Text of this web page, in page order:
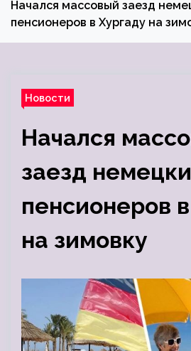
Начался массовый заезд
пенсионеров в Хургаду на
Новости
Начался
заезд
пенсионеров
на зимовку